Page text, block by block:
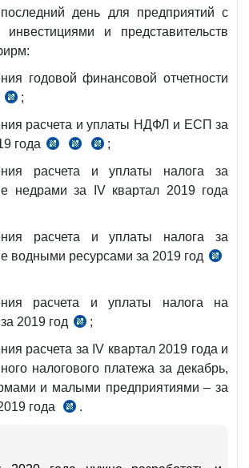
расходов
на
пенсий,
пособий
выплат,
рег.
№2836
3.11.2016
г.
ч.1
ст.389
ст.407
НК
последний день для предприятий с
инвестициями и представительств
годовой финансовой отчетности
п.4
Положения
№942
3.07.2000
г[
;
расчета и уплаты НДФЛ и ЕСП за
года
п.2
ч.1
ст.389
ст.390
НК
ч.4
и
5
НК
;
расчета и уплаты налога за
недрами за IV квартал 2019 года
расчета и уплаты налога за
водными ресурсами за 2019 год
НК
расчета и уплаты налога на
2019 год
ч.2
и
8
ст.417
НК
;
расчета за IV квартал 2019 года и
налогового платежа за декабрь,
и малыми предприятиями – за
года
ч..